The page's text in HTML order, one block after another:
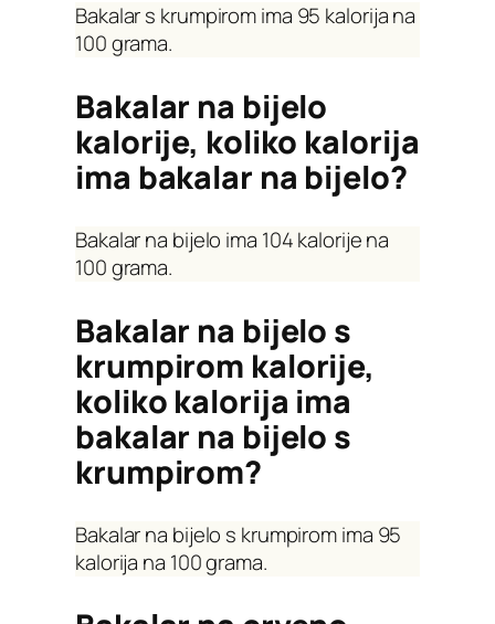
Bakalar s krumpirom ima 95 kalorija na
100 grama.
Bakalar na bijelo
kalorije, koliko kalorija
ima bakalar na bijelo?
Bakalar na bijelo ima 104 kalorije na
100 grama.
Bakalar na bijelo s
krumpirom kalorije,
koliko kalorija ima
bakalar na bijelo s
krumpirom?
Bakalar na bijelo s krumpirom ima 95
kalorija na 100 grama.